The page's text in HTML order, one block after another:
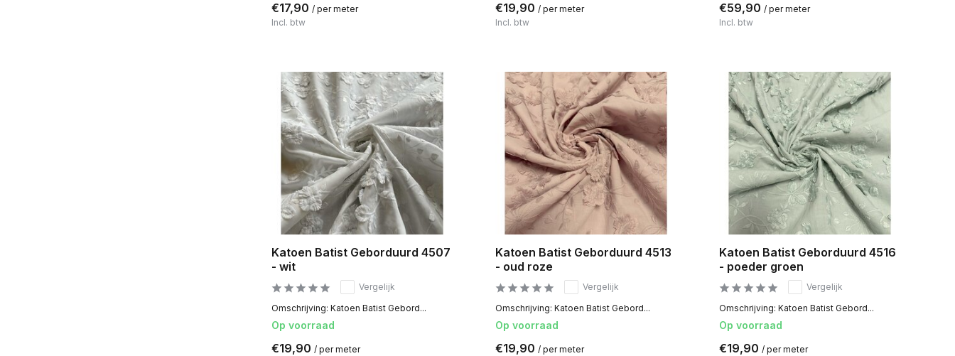
€17,90 / per meter
Incl. btw
€19,90 / per meter
Incl. btw
€59,90 / per meter
Incl. btw
Katoen Batist Geborduurd 4507
- wit
Vergelijk
Omschrijving: Katoen Batist Gebord...
Op voorraad
€19,90 / per meter
Katoen Batist Geborduurd 4513
- oud roze
Vergelijk
Omschrijving: Katoen Batist Gebord...
Op voorraad
€19,90 / per meter
Katoen Batist Geborduurd 4516
- poeder groen
Vergelijk
Omschrijving: Katoen Batist Gebord...
Op voorraad
€19,90 / per meter